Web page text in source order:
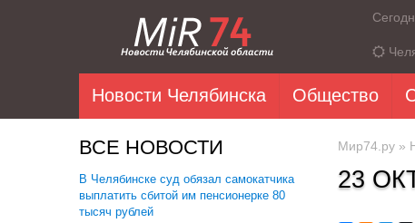
Новости Челябинска Общество
ВСЕ НОВОСТИ
В Челябинске суд обязал самокатчика
выплатить сбитой им пенсионерке 80
тысяч рублей
Мир74.ру »
23